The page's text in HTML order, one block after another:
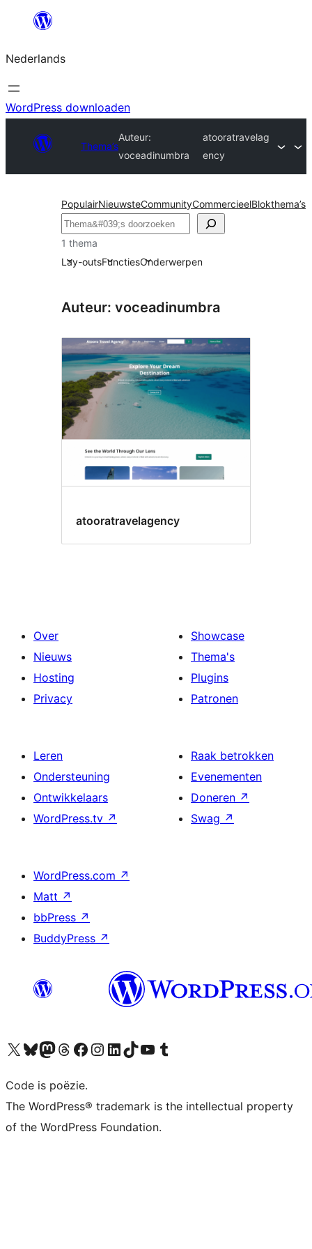
de
inhoud
Nederlands
WordPress downloaden
Thema’s
Auteur:
voceadinumbra
atooratravelag
ency
PopulairNieuwsteCommunityCommercieelBlokthema’s
Zoeken
1 thema
Lay-outsFunctiesOnderwerpen
Auteur: voceadinumbra
atooratravelagency
Over
Nieuws
Hosting
Privacy
Showcase
Thema's
Plugins
Patronen
Leren
Ondersteuning
Ontwikkelaars
WordPress.tv ↗
Raak betrokken
Evenementen
Doneren ↗
Swag ↗
WordPress.com ↗
Matt ↗
bbPress ↗
BuddyPress ↗
Bezoek ons X (voorheen Twitter) account
Bezoek ons Bluesky account
Bezoek ons Mastodon account
Bezoek ons Threads account
Onze Facebook pagina bezoeken
Bezoek ons Instagram account
Bezoek ons LinkedIn account
Bezoek ons TikTok account
Bezoek ons YouTube kanaalBezoek ons Tumblr account
Code is poëzie.
The WordPress® trademark is the intellectual property
of the WordPress Foundation.